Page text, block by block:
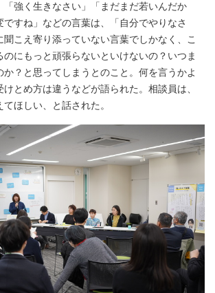
「強く生きなさい」「まだまだ若いんだか
ですね」などの言葉は、「自分でやりなさ
聞こえ寄り添っていない言葉でしかなく、こ
のにもっと頑張らないといけないの？いつま
か？と思ってしまうとのこと。何を言うかよ
けとめ方は違うなどが語られた。相談員は、
ほしい、と話された。